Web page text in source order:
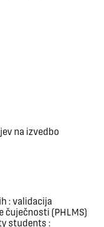
na izvedbo
: validacija
čuječnosti (PHLMS)
students :